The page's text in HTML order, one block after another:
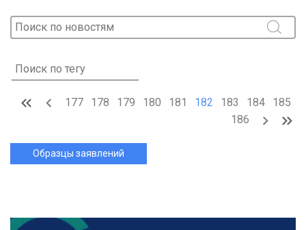
177 178 179 180 181 182 183 184
185
186
Образцы заявлений